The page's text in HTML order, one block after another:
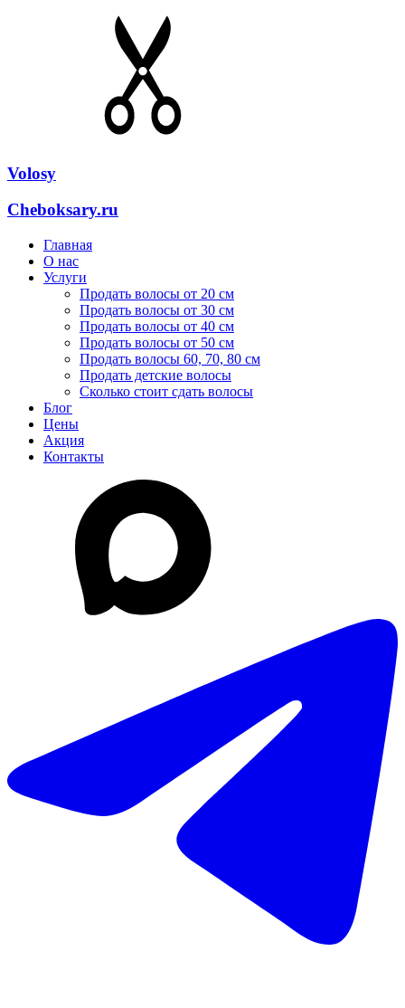
Volosy
Cheboksary.ru
Главная
О нас
Услуги
Продать волосы от 20 см
Продать волосы от 30 см
Продать волосы от 40 см
Продать волосы от 50 см
Продать волосы 60, 70, 80 см
Продать детские волосы
Сколько стоит сдать волосы
Блог
Цены
Акция
Контакты